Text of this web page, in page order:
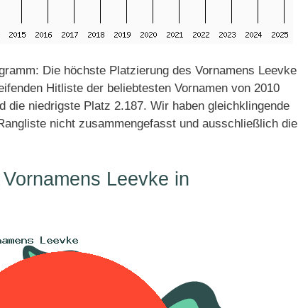
Die höchste Platzierung des Vornamens Leevke
Hitliste der beliebtesten Vornamen von 2010
die niedrigste Platz 2.187. Wir haben gleichklingende
nicht zusammengefasst und ausschließlich die
Leevke in